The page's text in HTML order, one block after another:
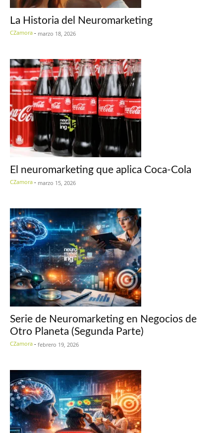
La Historia del Neuromarketing
CZamora - marzo 18, 2026
El neuromarketing que aplica Coca-Cola
CZamora - marzo 15, 2026
Serie de Neuromarketing en Negocios de
Otro Planeta (Segunda Parte)
CZamora - febrero 19, 2026